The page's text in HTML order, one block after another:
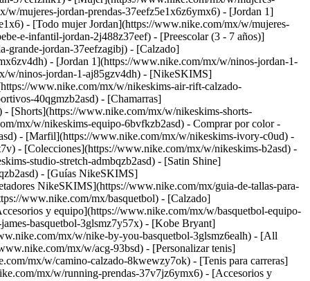
mujeres-jordan-prendas-37eefz5e1x6z6ymx6) - [Jordan 1]
- [Todo mujer Jordan](https://www.nike.com/mx/w/mujeres-
e-infantil-jordan-2j488z37eef) - [Preescolar (3 - 7 años)]
grande-jordan-37eefzagibj) - [Calzado]
- [Jordan 1](https://www.nike.com/mx/w/ninos-jordan-1-
w/ninos-jordan-1-aj85gzv4dh) - [NikeSKIMS]
www.nike.com/mx/w/nikeskims-air-rift-calzado-
40qgmzb2asd) - [Chamarras]
[Shorts](https://www.nike.com/mx/w/nikeskims-shorts-
mx/w/nikeskims-equipo-6bvfkzb2asd) - Comprar por color -
- [Marfil](https://www.nike.com/mx/w/nikeskims-ivory-c0ud) -
- [Colecciones](https://www.nike.com/mx/w/nikeskims-b2asd) -
studio-stretch-admbqzb2asd) - [Satin Shine]
- [Guías NikeSKIMS]
NikeSKIMS](https://www.nike.com/mx/guia-de-tallas-para-
www.nike.com/mx/basquetbol) - [Calzado]
y equipo](https://www.nike.com/mx/w/basquetbol-equipo-
basquetbol-3glsmz7y57x) - [Kobe Bryant]
mx/w/nike-by-you-basquetbol-3glsmz6ealh) - [All
mx/w/acg-93bsd) - [Personalizar tenis]
mx/w/camino-calzado-8kwewzy7ok) - [Tenis para carreras]
mx/w/running-prendas-37v7jz6ymx6) - [Accesorios y